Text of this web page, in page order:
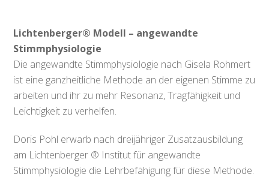
Lichtenberger® Modell – angewandte
Stimmphysiologie
Die angewandte Stimmphysiologie nach Gisela Rohmert
ist eine ganzheitliche Methode an der eigenen Stimme zu
arbeiten und ihr zu mehr Resonanz, Tragfähigkeit und
Leichtigkeit zu verhelfen.
Doris Pohl erwarb nach dreijähriger Zusatzausbildung
am Lichtenberger ® Institut für angewandte
Stimmphysiologie die Lehrbefähigung für diese Methode.